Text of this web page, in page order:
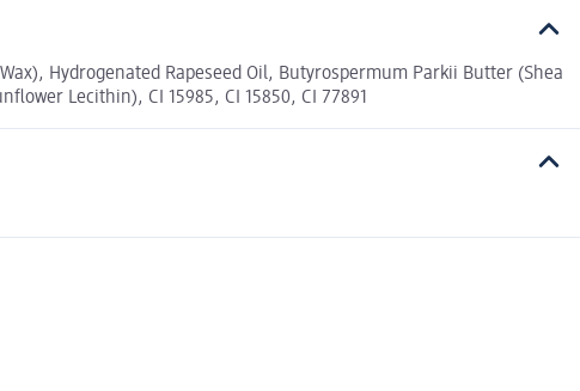
Hydrogenated Rapeseed Oil, Butyrospermum Parkii Butter (Shea
Lecithin), CI 15985, CI 15850, CI 77891